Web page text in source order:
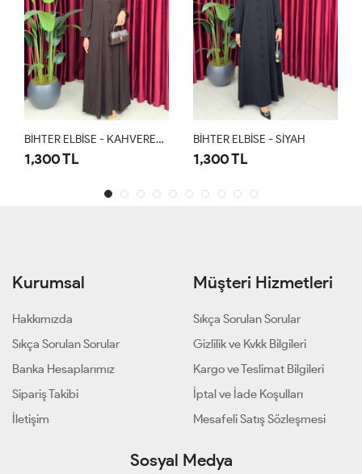
BİHTER ELBİSE - KAHVERENGİ
1,300 TL
BİHTER ELBİSE - SİYAH
1,300 TL
Kurumsal
Hakkımızda
Sıkça Sorulan Sorular
Banka Hesaplarımız
Sipariş Takibi
İletişim
Müşteri Hizmetleri
Sıkça Sorulan Sorular
Gizlilik ve Kvkk Bilgileri
Kargo ve Teslimat Bilgileri
İptal ve İade Koşulları
Mesafeli Satış Sözleşmesi
Sosyal Medya